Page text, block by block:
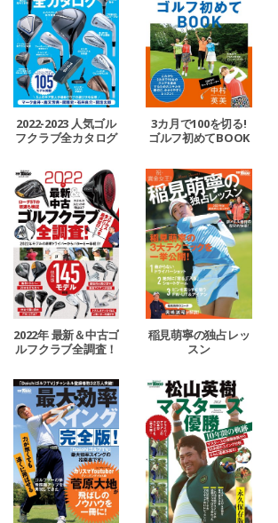
2022-2023 人気ゴル
フクラブ全カタログ
3カ月で100を切る!
ゴルフ初めてBOOK
2022年 最新＆中古ゴ
ルフクラブ全調査！
稲見萌寧の独占レッ
スン